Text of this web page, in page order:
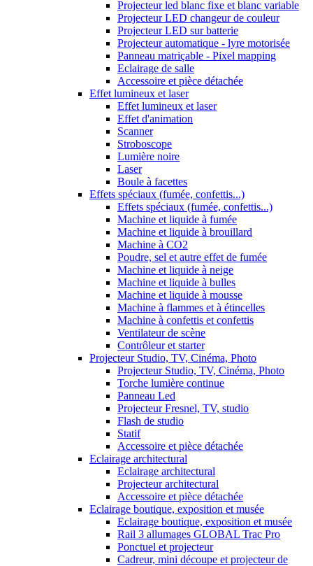
Projecteur led blanc fixe et blanc variable
Projecteur LED changeur de couleur
Projecteur LED sur batterie
Projecteur automatique - lyre motorisée
Panneau matriçable - Pixel mapping
Eclairage de salle
Accessoire et pièce détachée
Effet lumineux et laser
Effet lumineux et laser
Effet d'animation
Scanner
Stroboscope
Lumière noire
Laser
Boule à facettes
Effets spéciaux (fumée, confettis...)
Effets spéciaux (fumée, confettis...)
Machine et liquide à fumée
Machine et liquide à brouillard
Machine à CO2
Poudre, sel et autre effet de fumée
Machine et liquide à neige
Machine et liquide à bulles
Machine et liquide à mousse
Machine à flammes et à étincelles
Machine à confettis et confettis
Ventilateur de scène
Contrôleur et starter
Projecteur Studio, TV, Cinéma, Photo
Projecteur Studio, TV, Cinéma, Photo
Torche lumière continue
Panneau Led
Projecteur Fresnel, TV, studio
Flash de studio
Statif
Accessoire et pièce détachée
Eclairage architectural
Eclairage architectural
Projecteur architectural
Accessoire et pièce détachée
Eclairage boutique, exposition et musée
Eclairage boutique, exposition et musée
Rail 3 allumages GLOBAL Trac Pro
Ponctuel et projecteur
Cadreur, mini découpe et projecteur de